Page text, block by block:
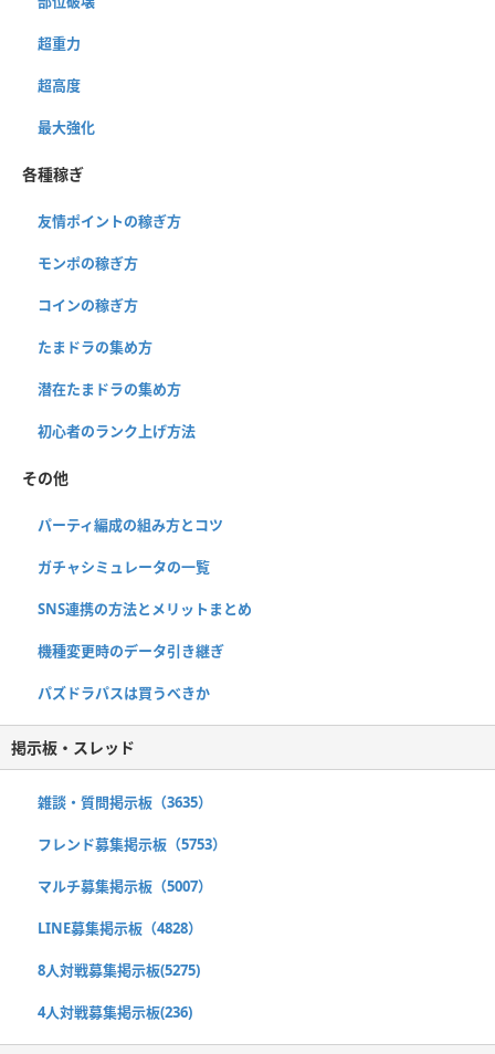
超重力
超高度
最大強化
各種稼ぎ
友情ポイントの稼ぎ方
モンポの稼ぎ方
コインの稼ぎ方
たまドラの集め方
潜在たまドラの集め方
初心者のランク上げ方法
その他
パーティ編成の組み方とコツ
ガチャシミュレータの一覧
SNS連携の方法とメリットまとめ
機種変更時のデータ引き継ぎ
パズドラパスは買うべきか
掲示板・スレッド
雑談・質問掲示板（3635）
フレンド募集掲示板（5753）
マルチ募集掲示板（5007）
LINE募集掲示板（4828）
8人対戦募集掲示板(5275)
4人対戦募集掲示板(236)